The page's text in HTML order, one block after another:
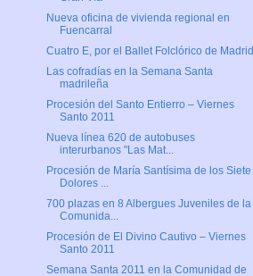
Nueva oficina de vivienda regional en
Fuencarral
Cuatro E, por el Ballet Folclórico de Madrid
Las cofradías en la Semana Santa
madrileña
Procesión del Santo Entierro – Viernes
Santo 2011
Nueva línea 620 de autobuses
interurbanos "Las Mat...
Procesión de María Santísima de los Siete
Dolores ...
700 plazas en 8 Albergues Juveniles de la
Comunida...
Procesión de El Divino Cautivo – Viernes
Santo 2011
Semana Santa 2011 en la Comunidad de